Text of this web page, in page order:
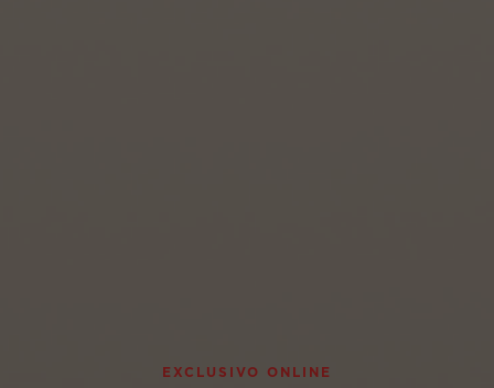
EXCLUSIVO ONLINE